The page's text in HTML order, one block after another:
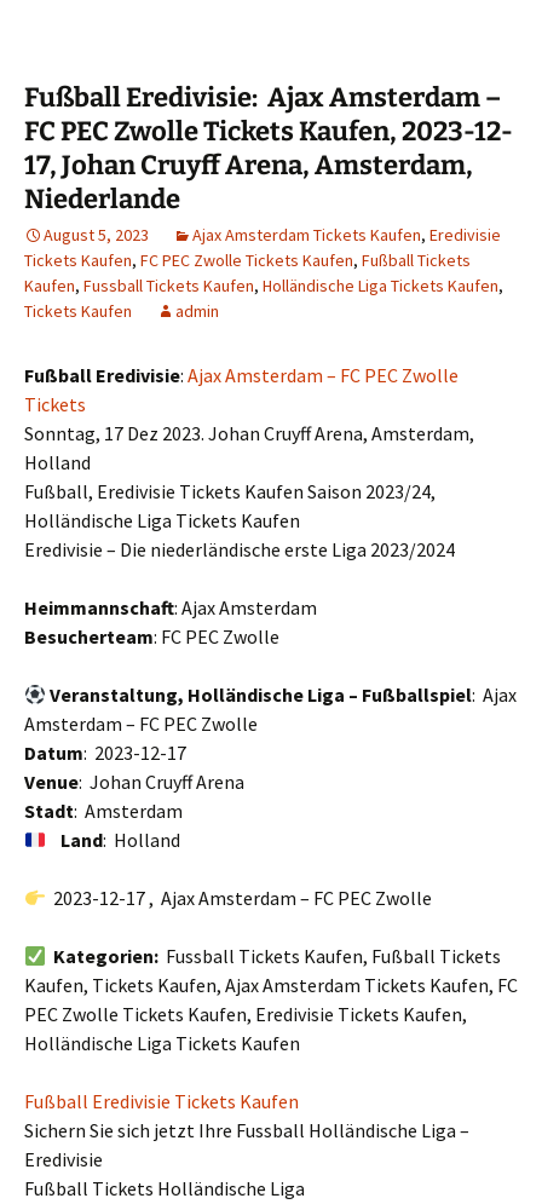
Fußball Eredivisie: Ajax Amsterdam –
FC PEC Zwolle Tickets Kaufen, 2023-12-
17, Johan Cruyff Arena, Amsterdam,
Niederlande
August 5, 2023 Ajax Amsterdam Tickets Kaufen, Eredivisie
Tickets Kaufen, FC PEC Zwolle Tickets Kaufen, Fußball Tickets
Kaufen, Fussball Tickets Kaufen, Holländische Liga Tickets Kaufen,
Tickets Kaufen
admin
Fußball Eredivisie: Ajax Amsterdam – FC PEC Zwolle
Tickets
Sonntag, 17 Dez 2023. Johan Cruyff Arena, Amsterdam,
Holland
Fußball, Eredivisie Tickets Kaufen Saison 2023/24,
Holländische Liga Tickets Kaufen
Eredivisie – Die niederländische erste Liga 2023/2024
Heimmannschaft: Ajax Amsterdam
Besucherteam: FC PEC Zwolle
Veranstaltung, Holländische Liga – Fußballspiel: Ajax
Amsterdam – FC PEC Zwolle
Datum: 2023-12-17
Venue: Johan Cruyff Arena
Stadt: Amsterdam
Land: Holland
2023-12-17 , Ajax Amsterdam – FC PEC Zwolle
Kategorien: Fussball Tickets Kaufen, Fußball Tickets
Kaufen, Tickets Kaufen, Ajax Amsterdam Tickets Kaufen, FC
PEC Zwolle Tickets Kaufen, Eredivisie Tickets Kaufen,
Holländische Liga Tickets Kaufen
Fußball Eredivisie Tickets Kaufen
Sichern Sie sich jetzt Ihre Fussball Holländische Liga –
Eredivisie
Fußball Tickets Holländische Liga